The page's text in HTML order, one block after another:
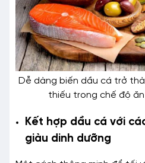
Dễ dàng biến dầu cá trở
thiếu trong chế độ
Kết hợp dầu cá với
giàu dinh dưỡng